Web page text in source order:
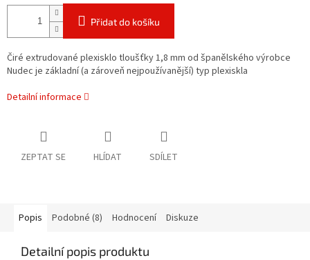
Přidat do košíku
Čiré extrudované plexisklo tloušťky 1,8 mm od španělského výrobce
Nudec je základní (a zároveň nejpoužívanější) typ plexiskla
Detailní informace
ZEPTAT SE HLÍDAT SDÍLET
Popis Podobné (8) Hodnocení Diskuze
Detailní popis produktu